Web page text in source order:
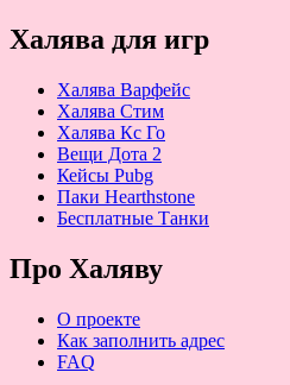
Халява для игр
Халява Варфейс
Халява Стим
Халява Кс Го
Вещи Дота 2
Кейсы Pubg
Паки Hearthstone
Бесплатные Танки
Про Халяву
О проекте
Как заполнить адрес
FAQ